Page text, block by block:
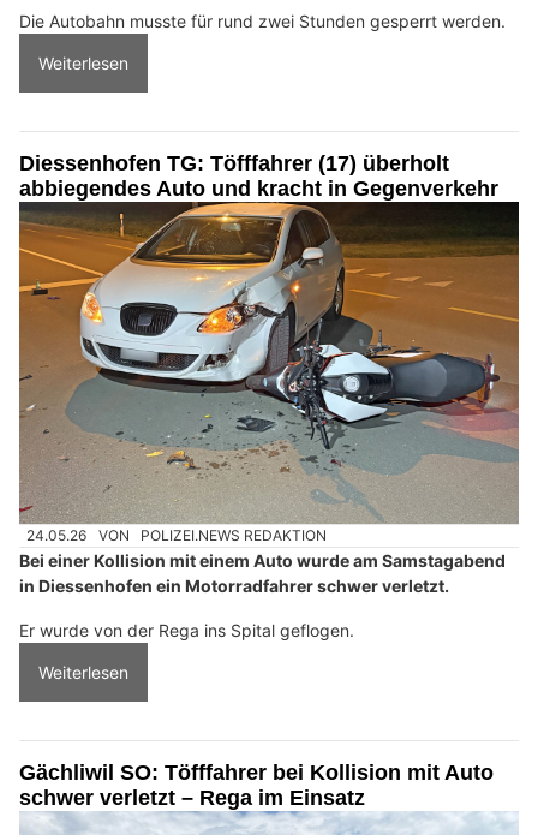
Die Autobahn musste für rund zwei Stunden gesperrt werden.
Weiterlesen
Diessenhofen TG: Töfffahrer (17) überholt
abbiegendes Auto und kracht in Gegenverkehr
24.05.26 VON POLIZEI.NEWS REDAKTION
Bei einer Kollision mit einem Auto wurde am Samstagabend
in Diessenhofen ein Motorradfahrer schwer verletzt.
Er wurde von der Rega ins Spital geflogen.
Weiterlesen
Gächliwil SO: Töfffahrer bei Kollision mit Auto
schwer verletzt – Rega im Einsatz